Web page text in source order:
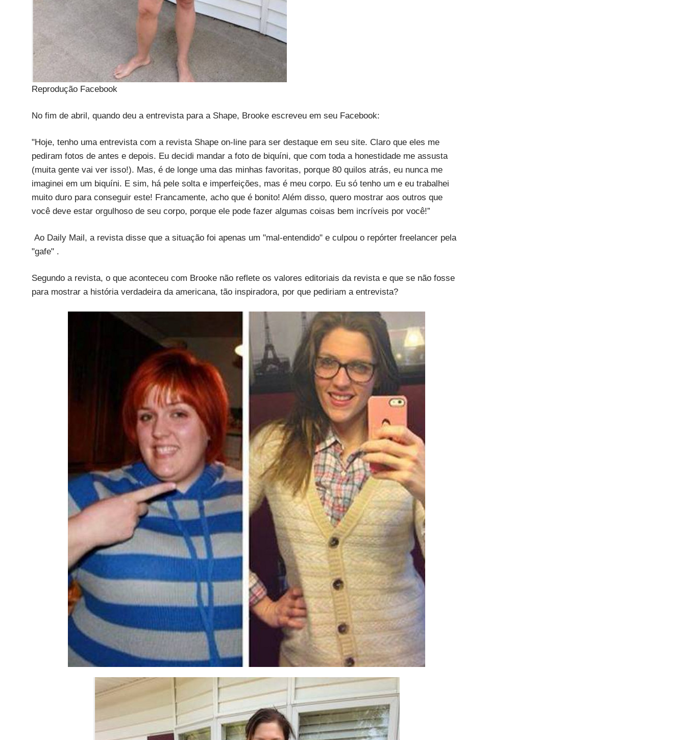
Reprodução Facebook
No fim de abril, quando deu a entrevista para a Shape, Brooke escreveu em seu Facebook:
"Hoje, tenho uma entrevista com a revista Shape on-line para ser destaque em seu site. Claro que eles me
pediram fotos de antes e depois. Eu decidi mandar a foto de biquíni, que com toda a honestidade me assusta
(muita gente vai ver isso!). Mas, é de longe uma das minhas favoritas, porque 80 quilos atrás, eu nunca me
imaginei em um biquíni. E sim, há pele solta e imperfeições, mas é meu corpo. Eu só tenho um e eu trabalhei
muito duro para conseguir este! Francamente, acho que é bonito! Além disso, quero mostrar aos outros que
você deve estar orgulhoso de seu corpo, porque ele pode fazer algumas coisas bem incríveis por você!”
Ao Daily Mail, a revista disse que a situação foi apenas um "mal-entendido" e culpou o repórter freelancer pela
"gafe" .
Segundo a revista, o que aconteceu com Brooke não reflete os valores editoriais da revista e que se não fosse
para mostrar a história verdadeira da americana, tão inspiradora, por que pediriam a entrevista?